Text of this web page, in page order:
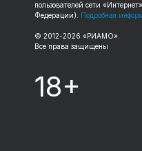
пользователей сети
Федерации). Подробная
© 2012-2026 «РИАМО».
Все права защищены
18+